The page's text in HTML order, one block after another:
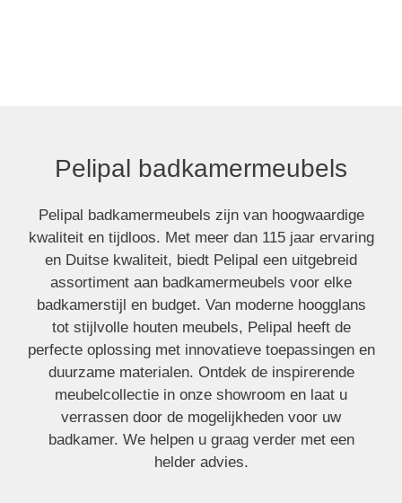
Pelipal badkamermeubels
Pelipal badkamermeubels zijn van hoogwaardige
kwaliteit en tijdloos. Met meer dan 115 jaar ervaring
en Duitse kwaliteit, biedt Pelipal een uitgebreid
assortiment aan badkamermeubels voor elke
badkamerstijl en budget. Van moderne hoogglans
tot stijlvolle houten meubels, Pelipal heeft de
perfecte oplossing met innovatieve toepassingen en
duurzame materialen. Ontdek de inspirerende
meubelcollectie in onze showroom en laat u
verrassen door de mogelijkheden voor uw
badkamer. We helpen u graag verder met een
helder advies.